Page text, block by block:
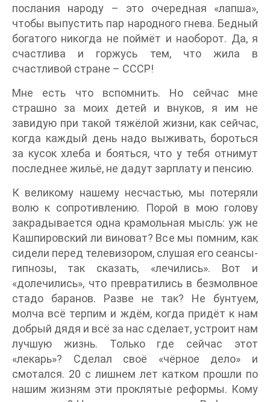
послания народу – это очередная «лапша»,
чтобы выпустить пар народного гнева. Бедный
богатого никогда не поймёт и наоборот. Да, я
счастлива и горжусь тем, что жила в
счастливой стране – СССР!
Мне есть что вспомнить. Но сейчас мне
страшно за моих детей и внуков, я им не
завидую при такой тяжёлой жизни, как сейчас,
когда каждый день надо выживать, бороться
за кусок хлеба и бояться, что у тебя отнимут
последнее жильё, не дадут зарплату и пенсию.
К великому нашему несчастью, мы потеряли
волю к сопротивлению. Порой в мою голову
закрадывается одна крамольная мысль: уж не
Кашпировский ли виноват? Все мы помним, как
сидели перед телевизором, слушая его сеансы-
гипнозы, так сказать, «лечились». Вот и
«долечились», что превратились в безмолвное
стадо баранов. Разве не так? Не бунтуем,
молча всё терпим и ждём, когда придёт к нам
добрый дядя и всё за нас сделает, устроит нам
лучшую жизнь. Только где сейчас этот
«лекарь»? Сделал своё «чёрное дело» и
смотался. 20 с лишнем лет катком прошли по
нашим жизням эти проклятые реформы. Кому